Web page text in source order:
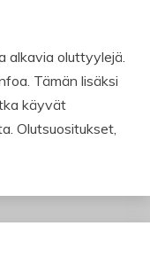
alkavia oluttyylejä.
Tämän lisäksi
käyvät
Olutsuositukset,